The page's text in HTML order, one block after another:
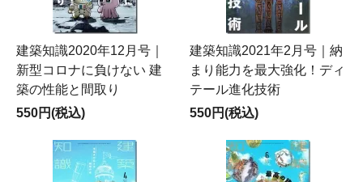
建築知識2020年12月号｜
新型コロナに負けない 建
築の性能と間取り
550円(税込)
建築知識2021年2月号｜納
まり能力を最大強化！ディ
テール進化技術
550円(税込)